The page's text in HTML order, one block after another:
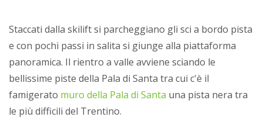
Staccati dalla skilift si parcheggiano gli sci a bordo pista
e con pochi passi in salita si giunge alla piattaforma
panoramica. Il rientro a valle avviene sciando le
bellissime piste della Pala di Santa tra cui c'è il
famigerato muro della Pala di Santa una pista nera tra
le più difficili del Trentino.